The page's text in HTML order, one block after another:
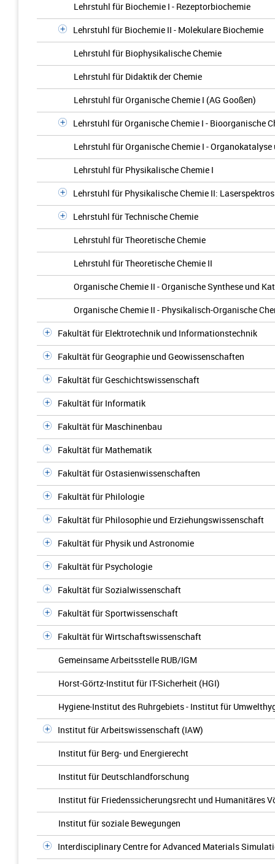
Lehrstuhl für Biochemie I - Rezeptorbiochemie
Lehrstuhl für Biochemie II - Molekulare Biochemie
Lehrstuhl für Biophysikalische Chemie
Lehrstuhl für Didaktik der Chemie
Lehrstuhl für Organische Chemie I (AG Gooßen)
Lehrstuhl für Organische Chemie I - Bioorganische
Lehrstuhl für Organische Chemie I -
Lehrstuhl für Physikalische Chemie I
Lehrstuhl für Physikalische Chemie II:
Lehrstuhl für Technische Chemie
Lehrstuhl für Theoretische Chemie
Lehrstuhl für Theoretische Chemie II
Organische Chemie II - Organische Synthese und
Organische Chemie II - Physikalisch-Organische
Fakultät für Elektrotechnik und Informationstechnik
Fakultät für Geographie und Geowissenschaften
Fakultät für Geschichtswissenschaft
Fakultät für Informatik
Fakultät für Maschinenbau
Fakultät für Mathematik
Fakultät für Ostasienwissenschaften
Fakultät für Philologie
Fakultät für Philosophie und Erziehungswissenschaft
Fakultät für Physik und Astronomie
Fakultät für Psychologie
Fakultät für Sozialwissenschaft
Fakultät für Sportwissenschaft
Fakultät für Wirtschaftswissenschaft
Gemeinsame Arbeitsstelle RUB/IGM
Horst-Görtz-Institut für IT-Sicherheit (HGI)
Hygiene-Institut des Ruhrgebiets - Institut für
Institut für Arbeitswissenschaft (IAW)
Institut für Berg- und Energierecht
Institut für Deutschlandforschung
Institut für Friedenssicherungsrecht und Humanitäres
Institut für soziale Bewegungen
Interdisciplinary Centre for Advanced Materials